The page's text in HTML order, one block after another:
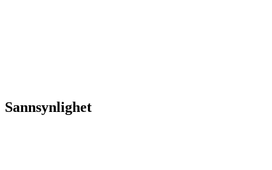
Sannsynlighet